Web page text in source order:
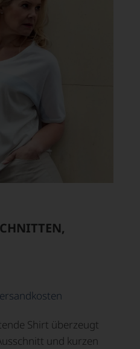
Shirt überzeugt
und kurzen